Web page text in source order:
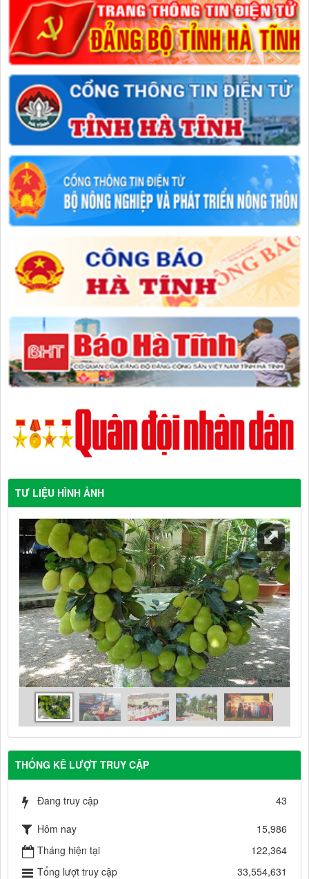
TƯ LIỆU HÌNH ẢNH
THỐNG KÊ LƯỢT TRUY CẬP
Đang truy cập 43
Hôm nay
15,986
Tháng hiện tại
122,364
Tổng lượt truy cập
33,554,631